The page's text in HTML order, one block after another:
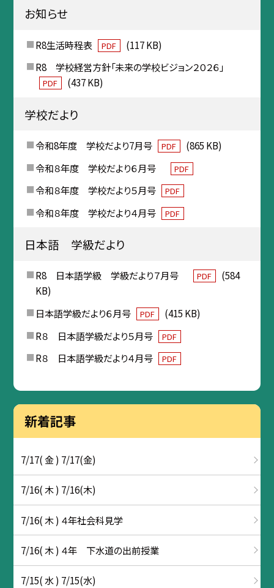
お知らせ
R8生活時程表 PDF
(117 KB)
R8 学校経営方針「未来の学校ビジョン２０２６」
PDF (437 KB)
学校だより
令和8年度 学校だより7月号 PDF
(865 KB)
令和８年度 学校だより６月号
PDF
令和８年度 学校だより５月号 PDF
令和８年度 学校だより４月号 PDF
日本語 学級だより
R8 日本語学級 学級だより７月号 PDF
(584
KB)
日本語学級だより６月号
PDF
(415 KB)
R８ 日本語学級だより５月号
PDF
R８ 日本語学級だより４月号 PDF
新着記事
7/17( 金 ) 7/17(金)
7/16( 木 ) 7/16(木)
7/16( 木 ) ４年社会科見学
7/16( 木 ) ４年 下水道の出前授業
7/15( 水 ) 7/15(水)